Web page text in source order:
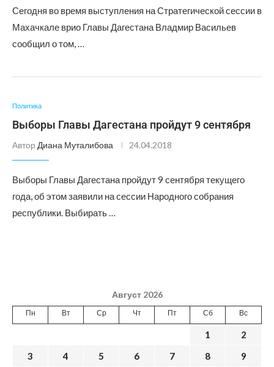
Сегодня во время выступления на Стратегической сессии в
Махачкале врио Главы Дагестана Владмир Васильев
сообщил о том, …
Политика
Выборы Главы Дагестана пройдут 9 сентября
Автор Диана Муталибова 24.04.2018
Выборы Главы Дагестана пройдут 9 сентября текущего
года, об этом заявили на сессии Народного собрания
республики. Выбирать …
Август 2026
Пн Вт Ср Чт Пт Сб Вс
1
2
3
4 5 6 7 8
9